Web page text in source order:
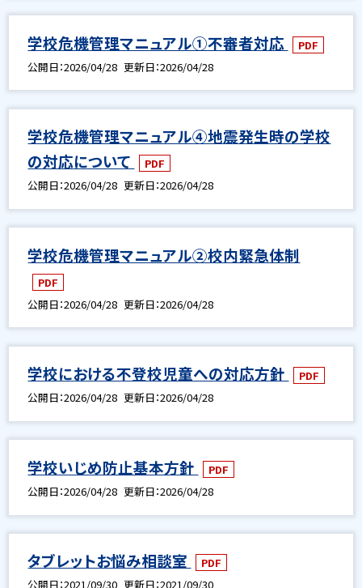
学校危機管理マニュアル①不審者対応
PDF
公開日 2026/04/28 更新日 2026/04/28
学校危機管理マニュアル④地震発生時の学校
の対応について
PDF
公開日 2026/04/28 更新日 2026/04/28
学校危機管理マニュアル②校内緊急体制
PDF
公開日 2026/04/28 更新日 2026/04/28
学校における不登校児童への対応方針
PDF
公開日 2026/04/28 更新日 2026/04/28
学校いじめ防止基本方針
PDF
公開日 2026/04/28 更新日 2026/04/28
タブレットお悩み相談室
PDF
公開日 2021/09/30 更新日 2021/09/30